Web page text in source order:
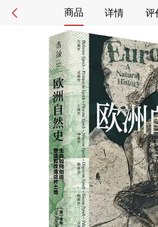
商品 详情 评